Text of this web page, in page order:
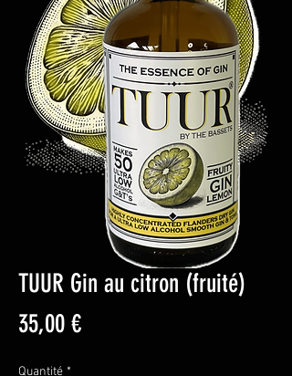
TUUR Gin au citron (fruité)
35,00 €Prix
Quantité *